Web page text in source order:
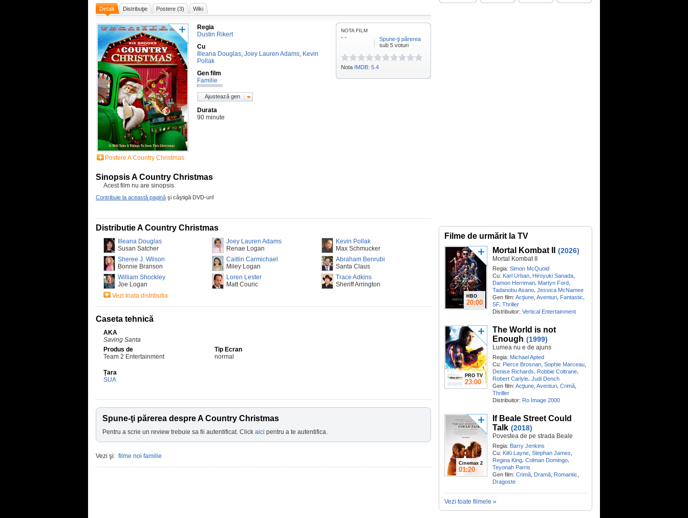
Detalii Distribuţie Postere (3) Wiki
Postere A Country Christmas
Regia
Dustin Rikert
Cu
Illeana Douglas, Joey Lauren Adams, Kevin
Pollak
Gen film
Familie
Ajustează gen
Durata
90 minute
Sinopsis A Country Christmas
Acest film nu are sinopsis.
Contribuie la această pagină şi câştigă DVD-uri!
NOTA FILM
- -
Spune-ţi părerea
sub 5 voturi
Nota IMDB: 5.4
Distributie A Country Christmas
Illeana Douglas
Susan Satcher
Joey Lauren Adams
Renae Logan
Kevin Pollak
Max Schmucker
Sheree J. Wilson
Bonnie Branson
Caitlin Carmichael
Miley Logan
Abraham Benrubi
Santa Claus
William Shockley
Joe Logan
Loren Lester
Matt Couric
Trace Adkins
Sheriff Arrington
Vezi toata distributia
Caseta tehnică
AKA
Saving Santa
Produs de
Team 2 Entertainment
Tip Ecran
normal
Țara
SUA
Spune-ţi părerea despre A Country Christmas
Pentru a scrie un review trebuie sa fii autentificat. Click aici pentru a te autentifica.
Vezi şi: filme noi familie
Filme de urmărit la TV
HBO
20:00
Mortal Kombat II (2026)
Mortal Kombat II
Regia: Simon McQuoid
Cu: Karl Urban Hiroyuki Sanada
Damon Herriman, Martyn Ford,
Tadanobu Asano, Jessica McNamee
Gen film: Acţiune Aventuri Fantastic
SF, Thriller
Distribuitor: Vertical Entertainment
PRO TV
23:00
The World is not
Enough (1999)
Lumea nu e de ajuns
Regia: Michael Apted
Cu: Pierce Brosnan Sophie Marceau
Denise Richards, Robbie Coltrane,
Robert Carlyle, Judi Dench
Gen film: Acţiune Aventuri Crimă
Thriller
Distribuitor: Ro Image 2000
Cinemax 2
01:20
If Beale Street Could
Talk (2018)
Povestea de pe strada Beale
Regia: Barry Jenkins
Cu: KiKi Layne Stephan James
Regina King, Colman Domingo,
Teyonah Parris
Gen film: Crimă Dramă Romantic
Dragoste
Vezi toate filmele »